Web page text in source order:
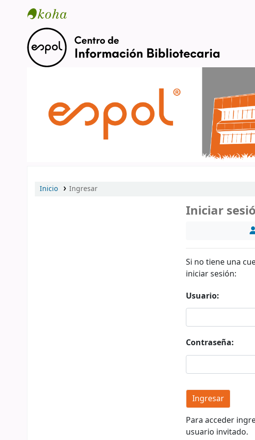
Catálogo en línea
Inicio Ingresar
Iniciar
Si no tiene una
iniciar sesión:
Usuario:
Contraseña:
Para acceder
usuario invitado.